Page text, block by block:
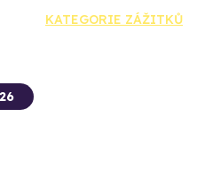
KATEGORIE ZÁŽITKŮ